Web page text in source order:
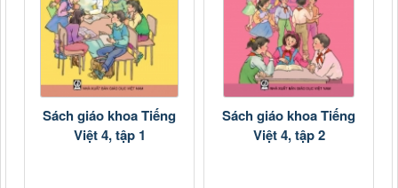
Sách giáo khoa Tiếng
Việt 4, tập 1
Sách giáo khoa Tiếng
Việt 4, tập 2